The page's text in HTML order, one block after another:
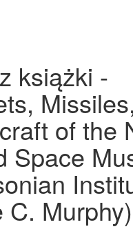
książki -
of the
Space
C. Murphy)